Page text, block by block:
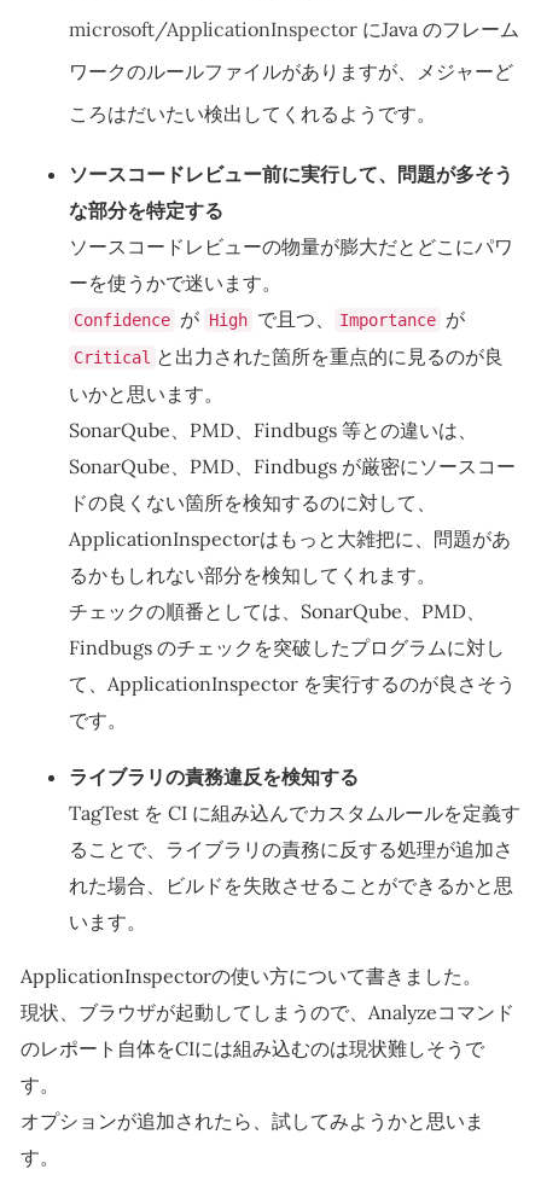
microsoft/ApplicationInspector にJava のフレーム
ワークのルールファイルがありますが、メジャーど
ころはだいたい検出してくれるようです。
ソースコードレビュー前に実行して、問題が多そう
な部分を特定する
ソースコードレビューの物量が膨大だとどこにパワ
ーを使うかで迷います。
Confidence が High で且つ、 Importance が
Critical と出力された箇所を重点的に見るのが良
いかと思います。
SonarQube、PMD、Findbugs 等との違いは、
SonarQube、PMD、Findbugs が厳密にソースコー
ドの良くない箇所を検知するのに対して、
ApplicationInspectorはもっと大雑把に、問題があ
るかもしれない部分を検知してくれます。
チェックの順番としては、SonarQube、PMD、
Findbugs のチェックを突破したプログラムに対し
て、ApplicationInspector を実行するのが良さそう
です。
ライブラリの責務違反を検知する
TagTest を CI に組み込んでカスタムルールを定義す
ることで、ライブラリの責務に反する処理が追加さ
れた場合、ビルドを失敗させることができるかと思
います。
ApplicationInspectorの使い方について書きました。
現状、ブラウザが起動してしまうので、Analyzeコマンド
のレポート自体をCIには組み込むのは現状難しそうで
す。
オプションが追加されたら、試してみようかと思いま
す。